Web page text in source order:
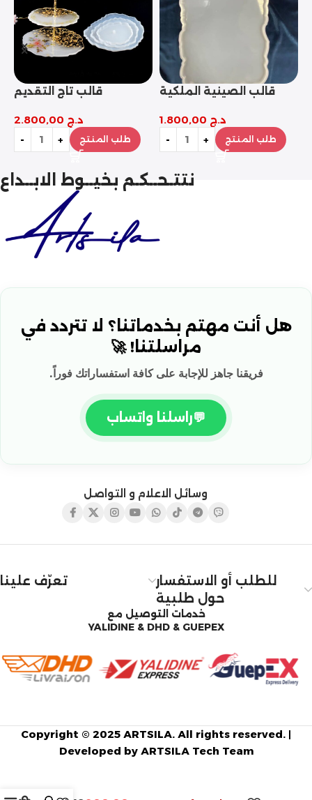
قالب مثلث التحدي
د.ج1.000,00
طلب المنتج
قوالب القلوب التسعة
د.ج1.200,00
طلب المنتج
نتتـحــكـم بخيــوط الابــداع
هل أنت مهتم بخدماتنا؟ لا تتردد في
مراسلتنا! 🚀
فريقنا جاهز للإجابة على كافة استفساراتك فوراً.
💬راسلنا واتساب
وسائل الاعلام و التواصل
تعرّف علينا
للطلب أو الاستفسار
حول طلبية
خدمات التوصيل مع
YALIDINE & DHD & GUEPEX
Copyright © 2025 ARTSILA. All rights reserved. |
Developed by ARTSILA Tech Team